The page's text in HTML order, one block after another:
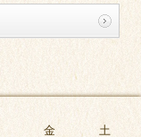
金 土